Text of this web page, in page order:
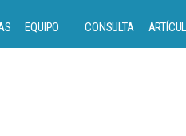
EQUIPO CONSULTA